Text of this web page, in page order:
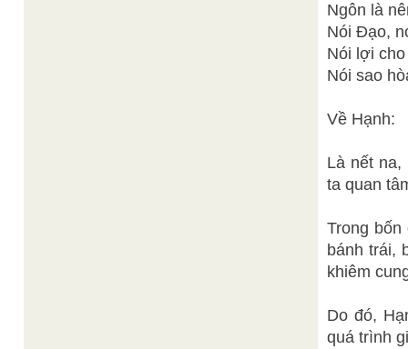
Ngôn là
Nói Đạo,
Nói lợi
Nói sao
Về Hạnh:
Là nết
ta quan
Trong
bánh trái,
khiêm
Do đó,
quá trình